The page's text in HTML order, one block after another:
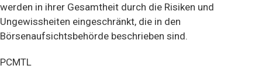
werden in ihrer Gesamtheit durch die Risiken und
Ungewissheiten eingeschränkt, die in den
Börsenaufsichtsbehörde beschrieben sind.
PCMTL